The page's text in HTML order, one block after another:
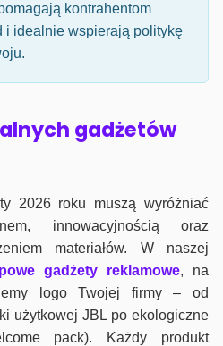
kontrahentom
i idealnie wspierają politykę
gadżetów
2026 roku muszą wyróżniać
innowacyjnością oraz
materiałów. W naszej
gadżety reklamowe, na
logo Twojej firmy – od
użytkowej JBL po ekologiczne
pack). Każdy produkt